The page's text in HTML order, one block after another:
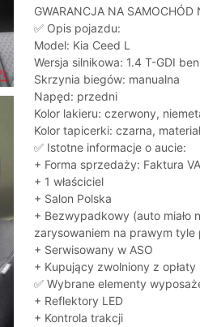
GWARANCJA NA SAMOCHÓD
✅ Opis pojazdu:
Model: Kia Ceed L
Wersja silnikowa: 1.4 T-GDI
Skrzynia biegów: manualna
Napęd: przedni
Kolor lakieru: czerwony,
Kolor tapicerki: czarna,
✅ Istotne informacje o aucie:
+ Forma sprzedaży: Faktura
+ 1 właściciel
+ Salon Polska
+ Bezwypadkowy (auto miało
zarysowaniem na prawym tyle
+ Serwisowany w ASO
+ Kupujący zwolniony z opłaty
✅ Wybrane elementy
+ Reflektory LED
+ Kontrola trakcji